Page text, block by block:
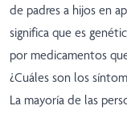
de padres a hijos en
significa que es
por medicamentos
¿Cuáles son los
La mayoría de las